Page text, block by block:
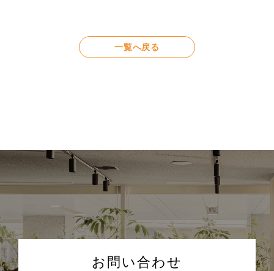
一覧へ戻る
お問い合わせ